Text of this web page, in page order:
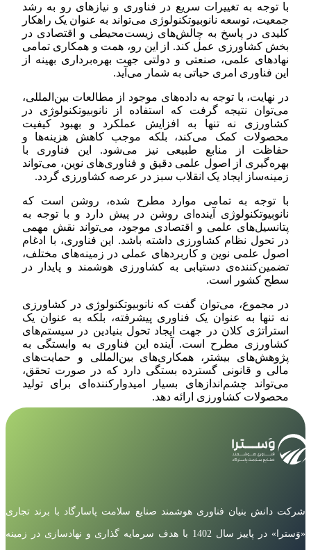
با توجه به تغییرات سریع در فناوری و نیازهای رو به رشد
جمعیت، توسعه نانوبیوتکنولوژی می‌تواند به عنوان یک راهکار
کلیدی در پاسخ به چالش‌های زیست‌محیطی و اقتصادی در
بخش کشاورزی عمل کند. از این رو، همت و همکاری تمامی
نهادهای علمی، صنعتی و دولتی جهت بهره‌برداری بهینه از
این فناوری امری حیاتی به شمار می‌آید.
در نهایت، با توجه به داده‌های موجود از مطالعات بین‌المللی،
می‌توان نتیجه گرفت که استفاده از نانوبیوتکنولوژی در
کشاورزی نه تنها به افزایش عملکرد و بهبود کیفیت
محصولات کمک می‌کند، بلکه موجب کاهش هزینه‌ها و
حفاظت از منابع طبیعی نیز می‌شود. این فناوری با
بهره‌گیری از اصول علمی دقیق و فناوری‌های نوین، می‌تواند
زمینه‌ساز ایجاد یک انقلاب سبز در عرصه کشاورزی گردد.
با توجه به تمامی موارد مطرح شده، روشن است که
نانوبیوتکنولوژی آینده‌ای روشن در پیش دارد و با توجه به
پتانسیل‌های علمی و اقتصادی موجود، می‌تواند نقش مهمی
در تحول نظام کشاورزی داشته باشد. این فناوری، با ادغام
اصول علمی نوین و کاربردهای عملی در زمینه‌های مختلف،
تضمین‌کننده‌ی دستیابی به کشاورزی هوشمند و پایدار در
سطح کشور است.
در مجموع، می‌توان گفت که نانوبیوتکنولوژی در کشاورزی
نه تنها به عنوان یک فناوری پیشرفته، بلکه به عنوان یک
استراتژی کلان در جهت ایجاد تحول بنیادین در سیستم‌های
کشاورزی مطرح است. آینده این فناوری به وابستگی به
پژوهش‌های بیشتر، همکاری‌های بین‌المللی و حمایت‌های
مالی و قانونی گسترده بستگی دارد که در صورت تحقق،
می‌تواند چشم‌اندازهای بسیار امیدوارکننده‌ای برای تولید
محصولات کشاورزی ارائه دهد.
شرکت دانش بنیان فناوری هوشمند صنایع سلامت پاسارگاد با برند تجاری
«وَسترا» در پاییز سال 1402 با هدف سرمایه گذاری و نهادسازی در زمینه